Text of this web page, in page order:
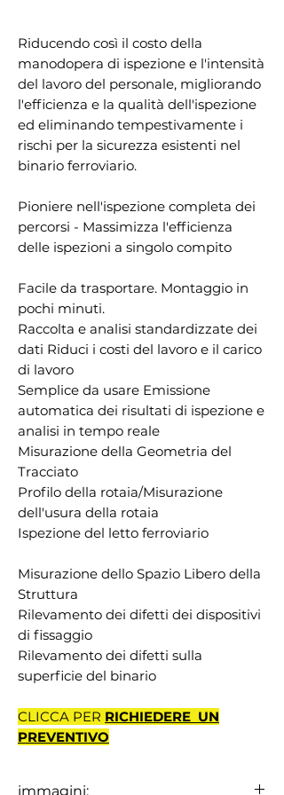
Riducendo così il costo della
manodopera di ispezione e l'intensità
del lavoro del personale, migliorando
l'efficienza e la qualità dell'ispezione
ed eliminando tempestivamente i
rischi per la sicurezza esistenti nel
binario ferroviario.
Pioniere nell'ispezione completa dei
percorsi - Massimizza l'efficienza
delle ispezioni a singolo compito
Facile da trasportare. Montaggio in
pochi minuti.
Raccolta e analisi standardizzate dei
dati Riduci i costi del lavoro e il carico
di lavoro
Semplice da usare Emissione
automatica dei risultati di ispezione e
analisi in tempo reale
Misurazione della Geometria del
Tracciato
Profilo della rotaia/Misurazione
dell'usura della rotaia
Ispezione del letto ferroviario
Misurazione dello Spazio Libero della
Struttura
Rilevamento dei difetti dei dispositivi
di fissaggio
Rilevamento dei difetti sulla
superficie del binario
CLICCA PER RICHIEDERE UN
PREVENTIVO
immagini: